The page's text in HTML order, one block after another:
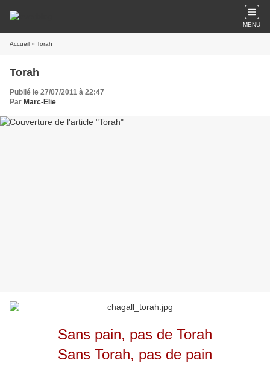
MENU
Accueil » Torah
Torah
Publié le 27/07/2011 à 22:47
Par Marc-Elie
Sans pain, pas de Torah
Sans Torah, pas de pain